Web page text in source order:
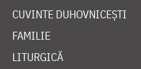
CUVINTE DUHOVNICEȘTI
FAMILIE
LITURGICĂ